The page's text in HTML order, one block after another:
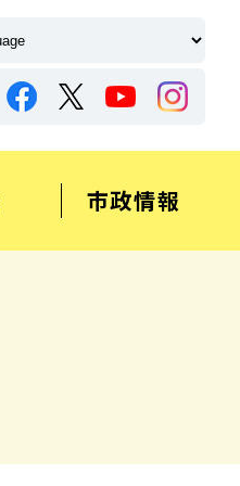
市政情報